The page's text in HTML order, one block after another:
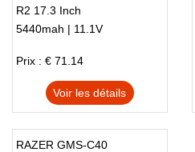
R2 17.3 Inch
5440mah | 11.1V
Prix : € 71.14
Voir les détails
RAZER GMS-C40